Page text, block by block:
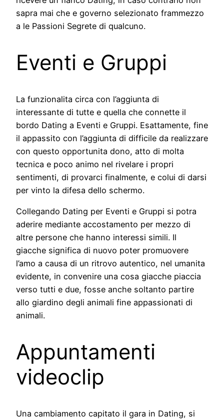
sapra mai che e governo selezionato frammezzo
a le Passioni Segrete di qualcuno.
Eventi e Gruppi
La funzionalita circa con l’aggiunta di
interessante di tutte e quella che connette il
bordo Dating a Eventi e Gruppi. Esattamente, fine
il appassito con l’aggiunta di difficile da realizzare
con questo opportunita dono, atto di molta
tecnica e poco animo nel rivelare i propri
sentimenti, di provarci finalmente, e colui di darsi
per vinto la difesa dello schermo.
Collegando Dating per Eventi e Gruppi si potra
aderire mediante accostamento per mezzo di
altre persone che hanno interessi simili. Il
giacche significa di nuovo poter promuovere
l’amo a causa di un ritrovo autentico, nel umanita
evidente, in convenire una cosa giacche piaccia
verso tutti e due, fosse anche soltanto partire
allo giardino degli animali fine appassionati di
animali.
Appuntamenti
videoclip
Una cambiamento capitato il gara in Dating, si